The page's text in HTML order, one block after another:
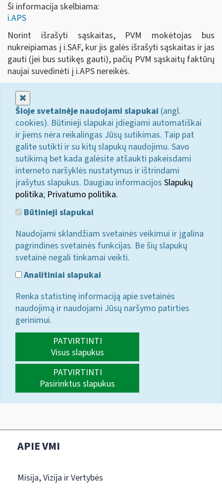
Ši informacija skelbiama:
i.APS
Norint išrašyti sąskaitas, PVM mokėtojas bus
nukreipiamas į i.SAF, kur jis galės išrašyti sąskaitas ir jas
gauti (jei bus sutikęs gauti), pačių PVM sąskaitų faktūrų
naujai suvedinėti į i.APS nereikės.
Šioje svetainėje naudojami slapukai (angl.
cookies). Būtinieji slapukai įdiegiami automatiškai
ir jiems nėra reikalingas Jūsų sutikimas. Taip pat
galite sutikti ir su kitų slapukų naudojimu. Savo
sutikimą bet kada galėsite atšaukti pakeisdami
interneto naršyklės nustatymus ir ištrindami
įrašytus slapukus. Daugiau informacijos Slapukų
politika; Privatumo politika.
Būtinieji slapukai
Naudojami sklandžiam svetainės veikimui ir įgalina
pagrindines svetainės funkcijas. Be šių slapukų
svetainė negali tinkamai veikti.
Analitiniai slapukai
Renka statistinę informaciją apie svetainės
naudojimą ir naudojami Jūsų naršymo patirties
gerinimui.
PATVIRTINTI
Visus slapukus
PATVIRTINTI
Pasirinktus slapukus
APIE VMI
Misija, Vizija ir Vertybės